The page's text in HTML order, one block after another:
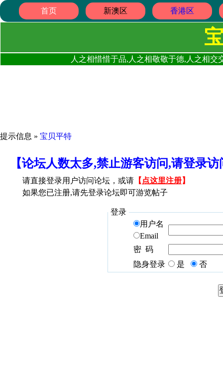
首页 新澳区 香港区
人之相惜惜于品,人之相敬敬于德,人之相
提示信息 » 宝贝平特
【论坛人数太多,禁止游客访问,请登录
请直接登录用户访问论坛，或请 【 点这里注册】
如果您已注册,请先登录论坛即可游览帖子
登录
用户名
Email
密 码
隐身登录
是 否